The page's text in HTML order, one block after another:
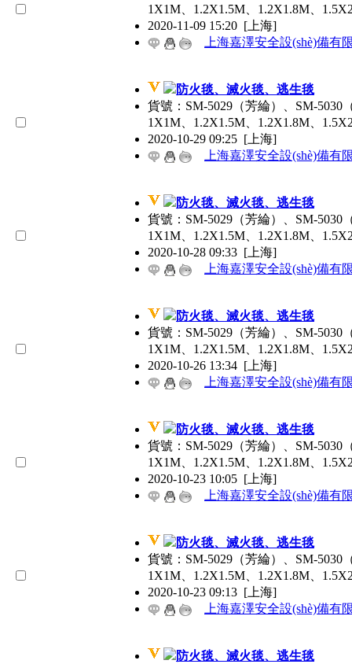
1X1M、1.2X1.5M、1.2X1.8M、
2020-11-09 15:20 [上海]
上海嘉澤安全設(shè)備有
防火毯、滅火毯、逃生毯
貨號：SM-5029（芳綸）、SM-
1X1M、1.2X1.5M、1.2X1.8M、
2020-10-29 09:25 [上海]
上海嘉澤安全設(shè)備有
防火毯、滅火毯、逃生毯
貨號：SM-5029（芳綸）、SM-
1X1M、1.2X1.5M、1.2X1.8M、
2020-10-28 09:33 [上海]
上海嘉澤安全設(shè)備有
防火毯、滅火毯、逃生毯
貨號：SM-5029（芳綸）、SM-
1X1M、1.2X1.5M、1.2X1.8M、
2020-10-26 13:34 [上海]
上海嘉澤安全設(shè)備有
防火毯、滅火毯、逃生毯
貨號：SM-5029（芳綸）、SM-
1X1M、1.2X1.5M、1.2X1.8M、
2020-10-23 10:05 [上海]
上海嘉澤安全設(shè)備有
防火毯、滅火毯、逃生毯
貨號：SM-5029（芳綸）、SM-
1X1M、1.2X1.5M、1.2X1.8M、
2020-10-23 09:13 [上海]
上海嘉澤安全設(shè)備有
防火毯、滅火毯、逃生毯